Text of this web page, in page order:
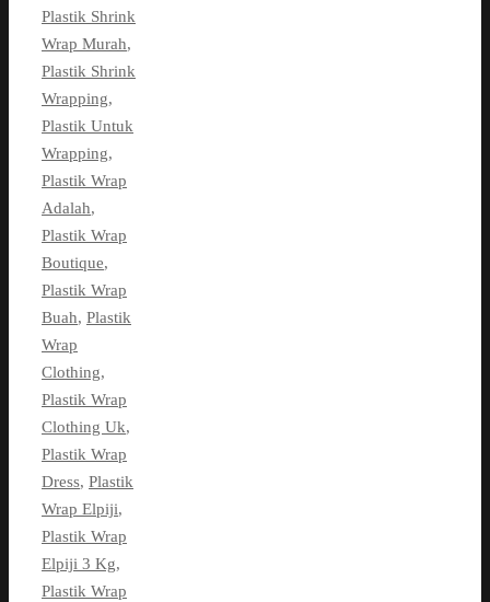
Plastik Shrink
Wrap Murah,
Plastik Shrink
Wrapping,
Plastik Untuk
Wrapping,
Plastik Wrap
Adalah,
Plastik Wrap
Boutique,
Plastik Wrap
Buah, Plastik
Wrap
Clothing,
Plastik Wrap
Clothing Uk,
Plastik Wrap
Dress, Plastik
Wrap Elpiji,
Plastik Wrap
Elpiji 3 Kg,
Plastik Wrap